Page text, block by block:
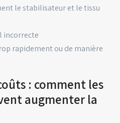
le stabilisateur et le tissu
incorrecte
rapidement ou de manière
: comment les
augmenter la